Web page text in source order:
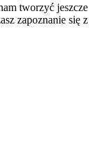
tworzyć jeszcze
zapoznanie się z